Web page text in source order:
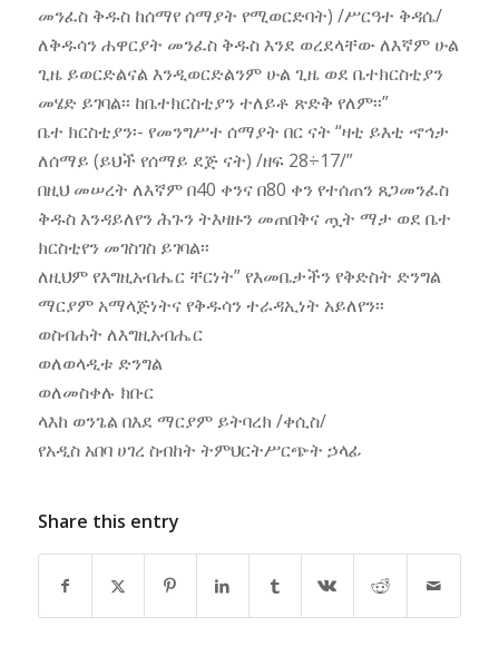
መንፈስ ቅዱስ ከሰማየ ሰማያት የሚወርድባት) /ሥርዓተ ቅዳሴ/
ለቅዱሳን ሐዋርያት መንፈስ ቅዱስ እንደ ወረደላቸው ለእኛም ሁል
ጊዜ ይወርድልናል እንዲወርድልንም ሁል ጊዜ ወደ ቤተክርስቲያን
መሄድ ይገባል፡፡ ከቤተክርስቲያን ተለይቶ ጽድቅ የለም፡፡”
ቤተ ክርስቲያን፡- የመንግሥተ ሰማያት በር ናት “ዛቲ ይእቲ ኆኅታ
ለሰማይ (ይህች የሰማይ ደጅ ናት) /ዘፍ 28÷17/”
በዚህ መሠረት ለእኛም በ40 ቀንና በ80 ቀን የተሰጠን ጸጋመንፈስ
ቅዱስ እንዳይለየን ሕጉን ትእዛዙን መጠበቅና ጧት ማታ ወደ ቤተ
ክርስቲየን መገስገስ ይገባል፡፡
ለዚህም የእግዚአብሔር ቸርነት” የእመቤታችን የቅድስት ድንግል
ማርያም አማላጅነትና የቅዱሳን ተራዳኢነት አይለየን፡፡
ወስብሐት ለእግዚአብሔር
ወለወላዲቱ ድንግል
ወለመስቀሉ ክቡር
ላእከ ወንጌል በእደ ማርያም ይትባረክ /ቀሲስ/
የአዲስ አበባ ሀገረ ስብከት ትምህርትሥርጭት ኃላፊ
Share this entry